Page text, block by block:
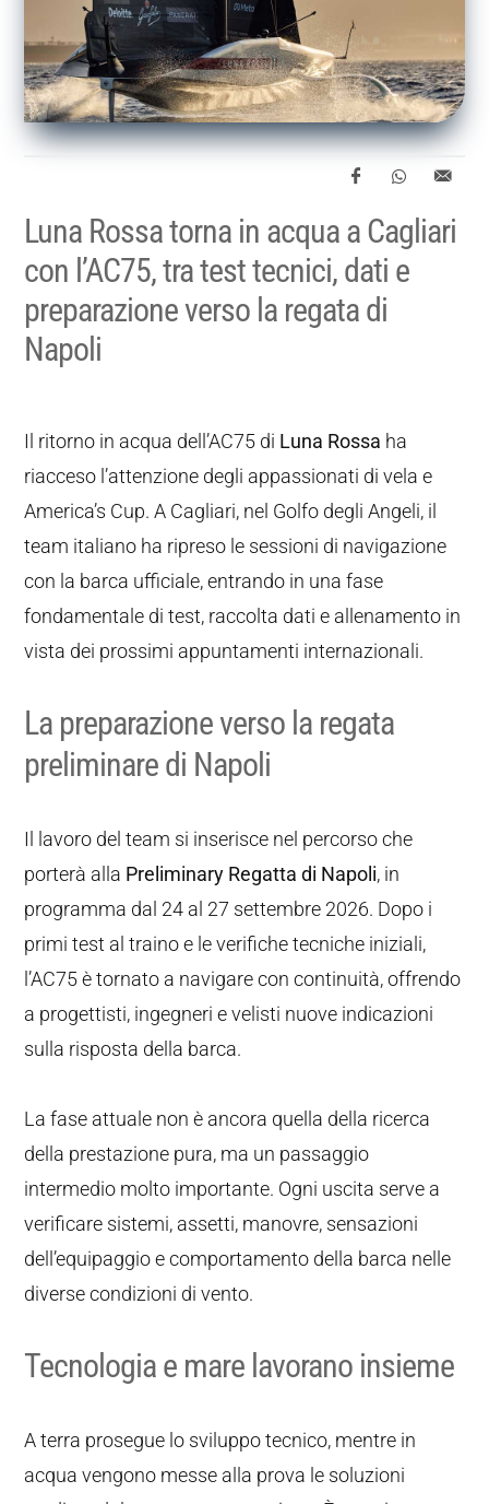
Luna Rossa torna in acqua a Cagliari
con l’AC75, tra test tecnici, dati e
preparazione verso la regata di
Napoli
Il ritorno in acqua dell’AC75 di Luna Rossa ha
riacceso l’attenzione degli appassionati di vela e
America’s Cup. A Cagliari, nel Golfo degli Angeli, il
team italiano ha ripreso le sessioni di navigazione
con la barca ufficiale, entrando in una fase
fondamentale di test, raccolta dati e allenamento in
vista dei prossimi appuntamenti internazionali.
La preparazione verso la regata
preliminare di Napoli
Il lavoro del team si inserisce nel percorso che
porterà alla Preliminary Regatta di Napoli, in
programma dal 24 al 27 settembre 2026. Dopo i
primi test al traino e le verifiche tecniche iniziali,
l’AC75 è tornato a navigare con continuità, offrendo
a progettisti, ingegneri e velisti nuove indicazioni
sulla risposta della barca.
La fase attuale non è ancora quella della ricerca
della prestazione pura, ma un passaggio
intermedio molto importante. Ogni uscita serve a
verificare sistemi, assetti, manovre, sensazioni
dell’equipaggio e comportamento della barca nelle
diverse condizioni di vento.
Tecnologia e mare lavorano insieme
A terra prosegue lo sviluppo tecnico, mentre in
acqua vengono messe alla prova le soluzioni